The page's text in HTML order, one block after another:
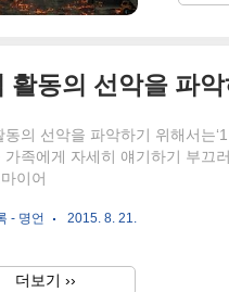
동의 선악을 파악하기 위해서는
가족에게 자세히 얘기하기 부끄
이어
- 명언 2015. 8. 21.
더보기 ››